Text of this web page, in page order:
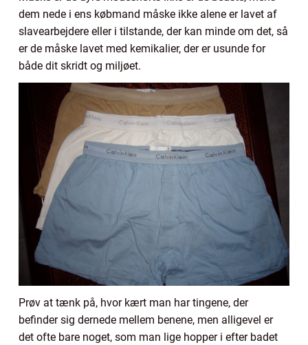
dem nede i ens købmand måske ikke alene er lavet af
slavearbejdere eller i tilstande, der kan minde om det, så
er de måske lavet med kemikalier, der er usunde for
både dit skridt og miljøet.
Prøv at tænk på, hvor kært man har tingene, der
befinder sig dernede mellem benene, men alligevel er
det ofte bare noget, som man lige hopper i efter badet